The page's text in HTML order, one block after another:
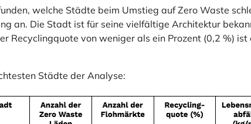
welche Städte beim Umstieg auf Zero Waste
an. Die Stadt ist für seine vielfältige Architektur
Recyclingquote von weniger als ein Prozent (0,2 %)
Städte der Analyse: